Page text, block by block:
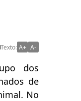
Texto: A+ A-
dos
de
No